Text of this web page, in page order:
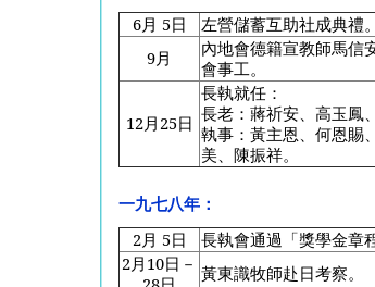
6月 5日
左營儲蓄互助社成典禮。
9月
內地會德籍宣教師馬信
會事工。
12月25日
長執就任：
長老：蔣祈安、高玉鳳
執事：黃主恩、何恩賜
美、陳振祥。
一九七八年：
2月 5日
長執會通過「獎學金章
2月10日－ 黃東識牧師赴日考察。